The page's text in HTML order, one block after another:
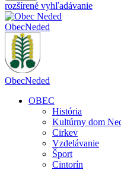
rozšírené vyhľadávanie
ObecNeded
ObecNeded
OBEC
História
Kultúrny dom
Cirkev
Vzdelávanie
Šport
Cintorín